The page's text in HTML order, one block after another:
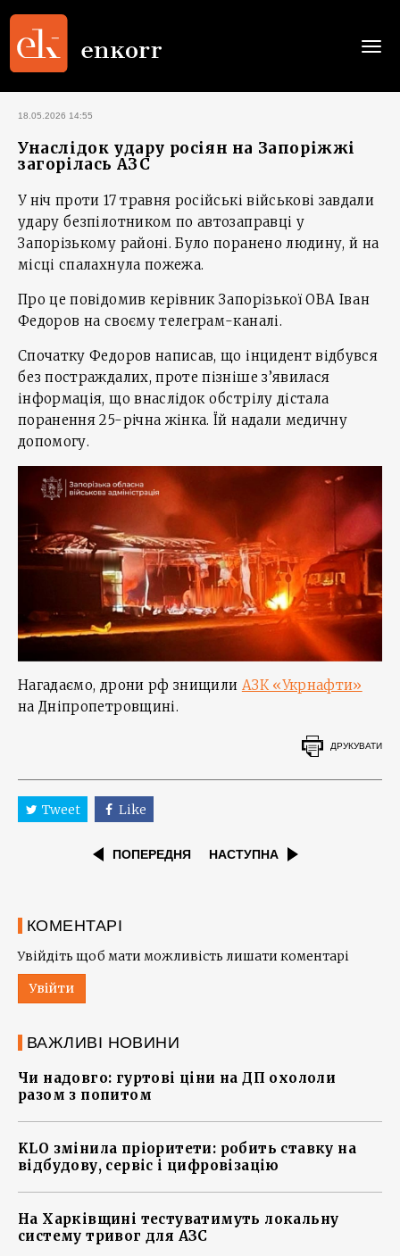
18.05.2026 14:55
Унаслідок удару росіян на Запоріжжі
загорілась АЗС
У ніч проти 17 травня російські військові завдали
удару безпілотником по автозаправці у
Запорізькому районі. Було поранено людину, й на
місці спалахнула пожежа.
Про це повідомив керівник Запорізької ОВА Іван
Федоров на своєму телеграм-каналі.
Спочатку Федоров написав, що інцидент відбувся
без постраждалих, проте пізніше з’явилася
інформація, що внаслідок обстрілу дістала
поранення 25-річна жінка. Їй надали медичну
допомогу.
Нагадаємо, дрони рф знищили АЗК «Укрнафти»
на Дніпропетровщині.
ДРУКУВАТИ
Tweet Like
ПОПЕРЕДНЯ НАСТУПНА
КОМЕНТАРІ
Увійдіть щоб мати можливість лишати коментарі
Увійти
ВАЖЛИВІ НОВИНИ
Чи надовго: гуртові ціни на ДП охололи
разом з попитом
KLO змінила пріоритети: робить ставку на
відбудову, сервіс і цифровізацію
На Харківщині тестуватимуть локальну
систему тривог для АЗС